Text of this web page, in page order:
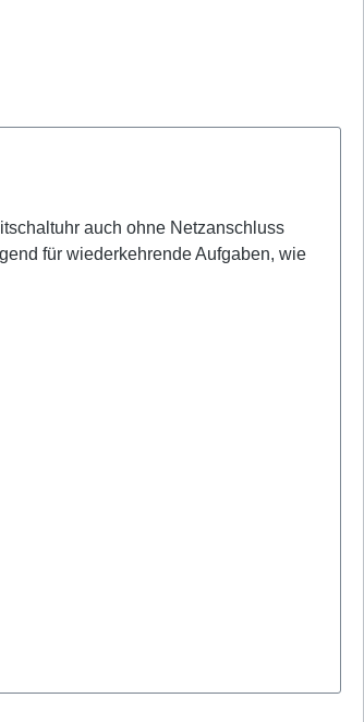
auch ohne Netzanschluss
für wiederkehrende Aufgaben, wie